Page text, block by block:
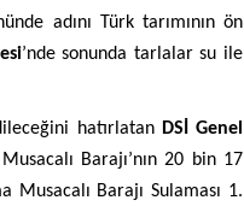
adını Türk tarımının ön
’nde sonunda tarlalar su ile
hatırlatan DSİ Genel
Barajı’nın 20 bin 17
Musacalı Barajı Sulaması 1.